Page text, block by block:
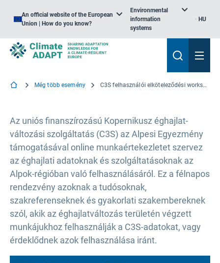
An official website of the European
Union | How do you know?
Environmental
information
systems
HU
Még több esemény C3S felhasználói elköteleződési workshop az alpesi felhasználói közösséggel
Az uniós finanszírozású Kopernikusz éghajlat-
változási szolgáltatás (C3S) az Alpesi Egyezmény
támogatásával online munkaértekezletet szervez
az éghajlati adatoknak és szolgáltatásoknak az
Alpok-régióban való felhasználásáról. Ez a félnapos
rendezvény azoknak a tudósoknak,
szakreferenseknek és gyakorlati szakembereknek
szól, akik az éghajlatváltozás területén végzett
munkájukhoz felhasználják a C3S-adatokat, vagy
érdeklődnek azok felhasználása iránt.